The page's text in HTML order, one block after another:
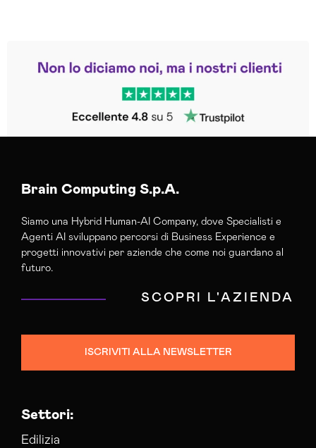
Trustpilot
Brain Computing S.p.A.
Siamo una Hybrid Human-AI Company, dove Specialisti e
Agenti AI sviluppano percorsi di Business Experience e
progetti innovativi per aziende che come noi guardano al
futuro.
SCOPRI L'AZIENDA
ISCRIVITI ALLA NEWSLETTER
Settori:
Edilizia